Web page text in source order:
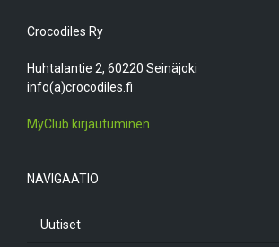
Crocodiles Ry
Huhtalantie 2, 60220 Seinäjoki
info(a)crocodiles.fi
MyClub kirjautuminen
NAVIGAATIO
Uutiset